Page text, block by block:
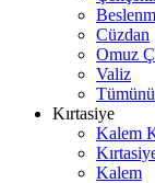
Cüzdan
Omuz
Valiz
Kırtasiye
Kalem
Kalem